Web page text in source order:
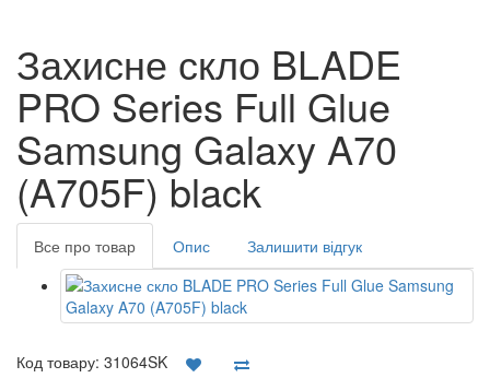
Захисне скло BLADE
PRO Series Full Glue
Samsung Galaxy A70
(A705F) black
Все про товар Опис Залишити відгук
Код товару: 31064SK